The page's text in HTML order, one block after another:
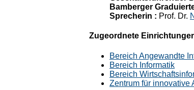
Bamberger
Sprecherin : Prof. Dr.
Zugeordnete
Bereich Angewandte
Bereich Informatik
Bereich
Zentrum für innovative